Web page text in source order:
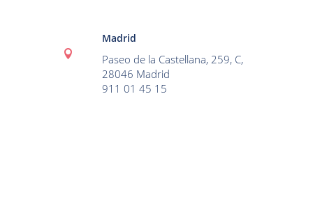

Madrid
Paseo de la Castellana, 259, C,
28046 Madrid
911 01 45 15